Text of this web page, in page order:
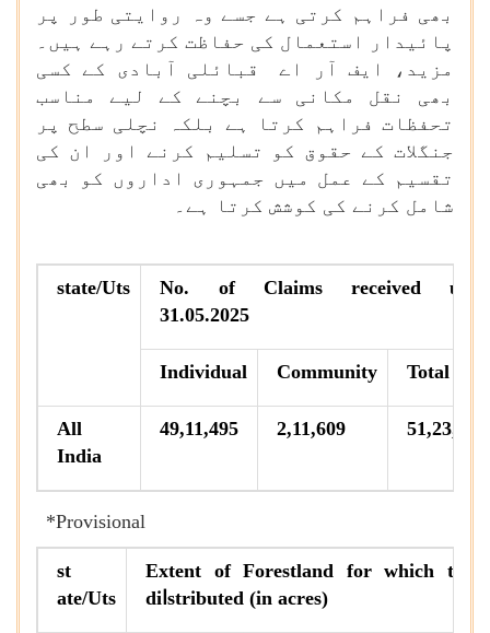
بھی فراہم کرتی ہے جسے وہ روایتی طور پر
پائیدار استعمال کی حفاظت کرتے رہے ہیں۔
مزید، ایف آر اے قبائلی آبادی کے کسی
بھی نقل مکانی سے بچنے کے لیے مناسب
تحفظات فراہم کرتا ہے بلکہ نچلی سطح پر
جنگلات کے حقوق کو تسلیم کرنے اور ان کی
تقسیم کے عمل میں جمہوری اداروں کو بھی
شامل کرنے کی کوشش کرتا ہے۔
state/Uts
No. of Claims received upto
31.05.2025
Individual Community Total
All
India
49,11,495 2,11,609 51,23,104
*Provisional
st
ate/Uts
Extent of Forestland for which titles
di اstributed (in acres)